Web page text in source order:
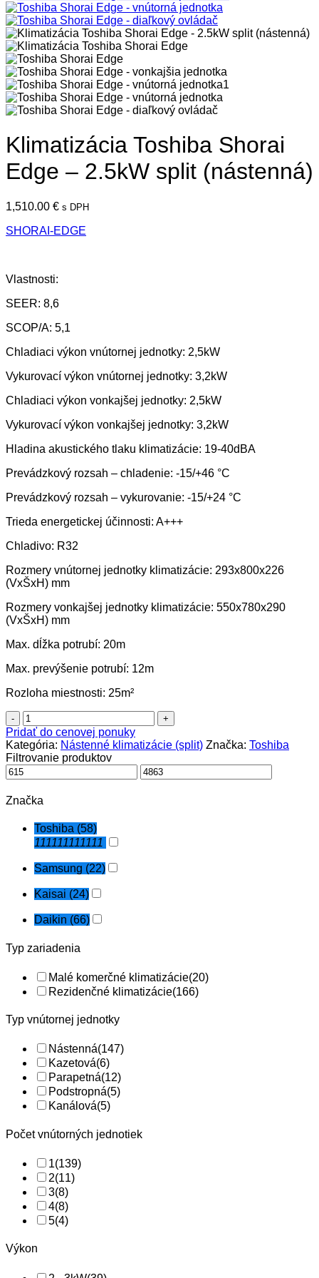
Klimatizácia Toshiba Shorai
Edge – 2.5kW split (nástenná)
1,510.00 € s DPH
SHORAI-EDGE
Vlastnosti:
SEER: 8,6
SCOP/A: 5,1
Chladiaci výkon vnútornej jednotky: 2,5kW
Vykurovací výkon vnútornej jednotky: 3,2kW
Chladiaci výkon vonkajšej jednotky: 2,5kW
Vykurovací výkon vonkajšej jednotky: 3,2kW
Hladina akustického tlaku klimatizácie: 19-40dBA
Prevádzkový rozsah – chladenie: -15/+46 °C
Prevádzkový rozsah – vykurovanie: -15/+24 °C
Trieda energetickej účinnosti: A+++
Chladivo: R32
Rozmery vnútornej jednotky klimatizácie: 293x800x226
(VxŠxH) mm
Rozmery vonkajšej jednotky klimatizácie: 550x780x290
(VxŠxH) mm
Max. dĺžka potrubí: 20m
Max. prevýšenie potrubí: 12m
Rozloha miestnosti: 25m²
množstvo
Klimatizácia
Toshiba
Shorai
Edge
-
2.5kW
split
Pridať do cenovej ponuky
Kategória: Nástenné klimatizácie (split) Značka: Toshiba
Filtrovanie produktov
Značka
Toshiba (58)
111111111111
Samsung (22)
Kaisai (24)
Daikin (66)
Typ zariadenia
Malé komerčné klimatizácie(20)
Rezidenčné klimatizácie(166)
Typ vnútornej jednotky
Nástenná(147)
Kazetová(6)
Parapetná(12)
Podstropná(5)
Kanálová(5)
Počet vnútorných jednotiek
1(139)
2(11)
3(8)
4(8)
5(4)
Výkon